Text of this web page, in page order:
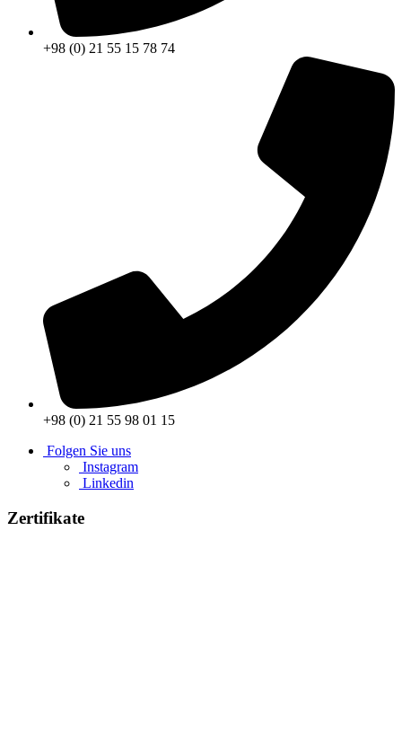
+98 (0) 21 55 15 78 74
+98 (0) 21 55 98 01 15
Folgen Sie uns
Instagram
Linkedin
Zertifikate